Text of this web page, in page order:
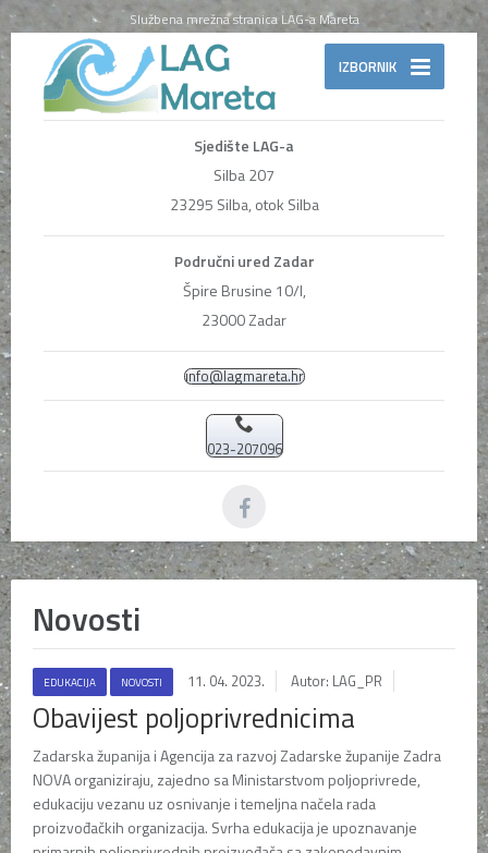
Službena mrežna stranica LAG-a Mareta
IZBORNIK
Sjedište LAG-a
Silba 207
23295 Silba, otok Silba
Područni ured Zadar
Špire Brusine 10/I,
23000 Zadar
info@lagmareta.hr
023-207096
Novosti
EDUKACIJA NOVOSTI 11. 04. 2023. Autor: LAG_PR
Obavijest poljoprivrednicima
Zadarska županija i Agencija za razvoj Zadarske županije Zadra
NOVA organiziraju, zajedno sa Ministarstvom poljoprivrede,
edukaciju vezanu uz osnivanje i temeljna načela rada
proizvođačkih organizacija. Svrha edukacija je upoznavanje